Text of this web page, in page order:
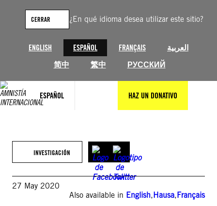
¿En qué idioma desea utilizar este sitio?
ENGLISH ESPAÑOL FRANÇAIS
العربية
简中
繁中 РУССКИЙ
CERRAR
ESPAÑOL HAZ UN DONATIVO
contenido
INVESTIGACIÓN
27 May 2020
Also available in English,Hausa,Français